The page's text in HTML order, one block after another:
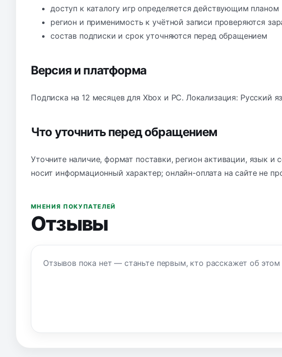
доступ к каталогу игр определяется действующим планом
регион и применимость к учётной записи проверяются
состав подписки и срок уточняются перед обращением
Версия и платформа
Подписка на 12 месяцев для Xbox и PC. Локализация: Русский
Что уточнить перед обращением
Уточните наличие, формат поставки, регион активации, язык и
носит информационный характер; онлайн-оплата на сайте не
МНЕНИЯ ПОКУПАТЕЛЕЙ
Отзывы
Отзывов пока нет — станьте первым, кто расскажет об этом